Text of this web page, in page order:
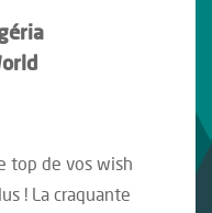
top de vos wish
! La craquante